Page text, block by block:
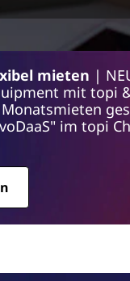
mieten |
mit topi
im topi